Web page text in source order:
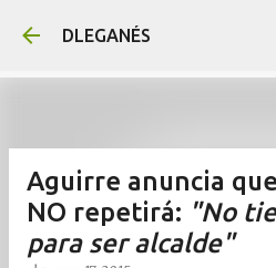
DLEGANÉS
Aguirre anuncia
NO repetirá: "No
para ser alcalde"